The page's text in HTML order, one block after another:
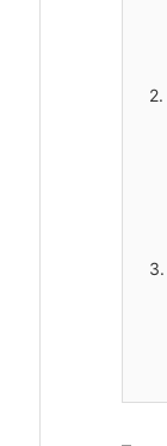
2.
3.